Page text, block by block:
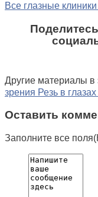
Все глазные
Другие материалы в
зрения Резь в
Оставить
Заполните все